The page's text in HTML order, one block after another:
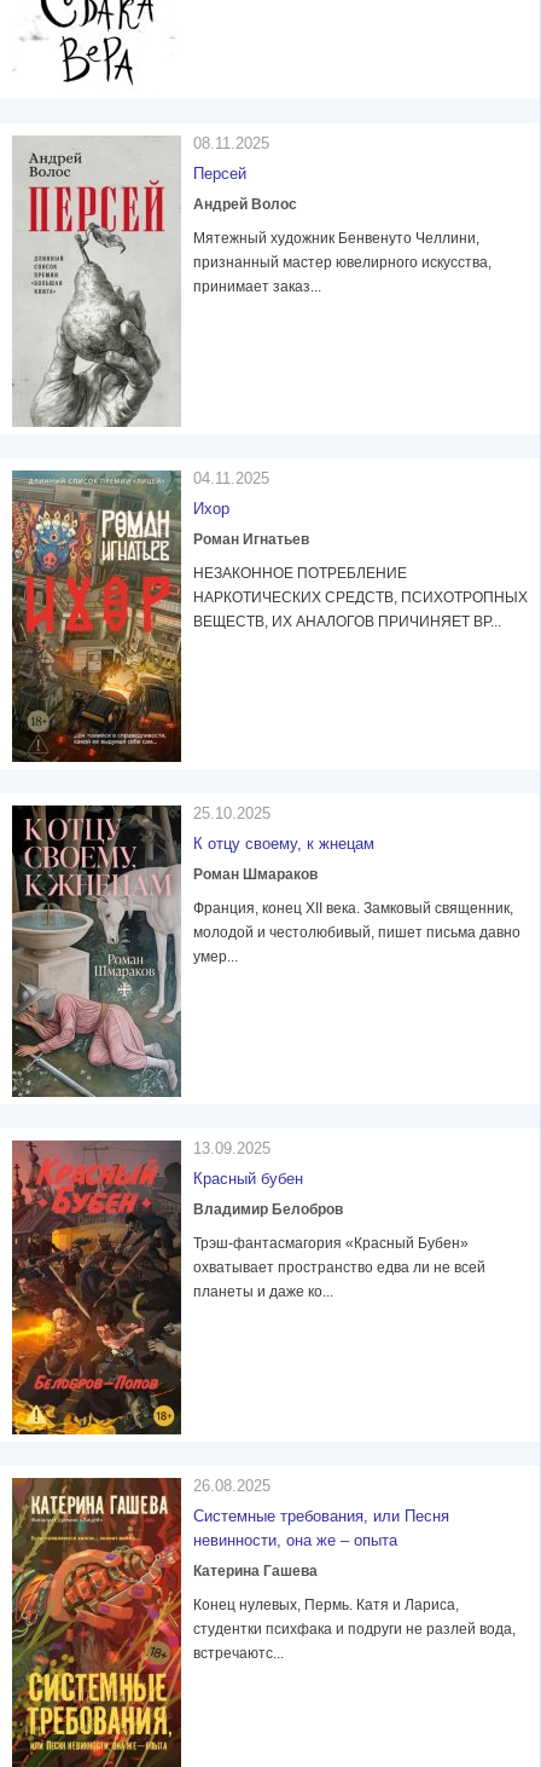
08.11.2025
Персей
Андрей Волос
Мятежный художник Бенвенуто Челлини,
признанный мастер ювелирного искусства,
принимает заказ...
04.11.2025
Ихор
Роман Игнатьев
НЕЗАКОННОЕ ПОТРЕБЛЕНИЕ
НАРКОТИЧЕСКИХ СРЕДСТВ, ПСИХОТРОПНЫХ
ВЕЩЕСТВ, ИХ АНАЛОГОВ ПРИЧИНЯЕТ ВР...
25.10.2025
К отцу своему, к жнецам
Роман Шмараков
Франция, конец XII века. Замковый священник,
молодой и честолюбивый, пишет письма давно
умер...
13.09.2025
Красный бубен
Владимир Белобров
Трэш-фантасмагория «Красный Бубен»
охватывает пространство едва ли не всей
планеты и даже ко...
26.08.2025
Системные требования, или Песня
невинности, она же – опыта
Катерина Гашева
Конец нулевых, Пермь. Катя и Лариса,
студентки психфака и подруги не разлей вода,
встречаютс...